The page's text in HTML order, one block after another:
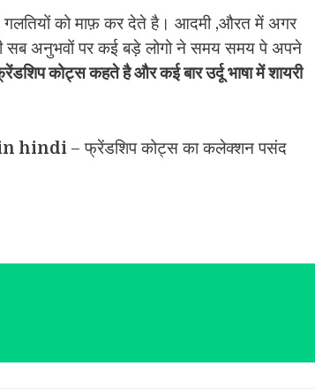
गलतियों को माफ़ कर देते है। आदमी ,औरत में अगर
सब अनुभवों पर कई बड़े लोगो ने समय समय पे अपने
कोट्स कहते है और कई बार उर्दू भाषा में शायरी
hindi – फ्रेंडशिप कोट्स का कलेक्शन पसंद